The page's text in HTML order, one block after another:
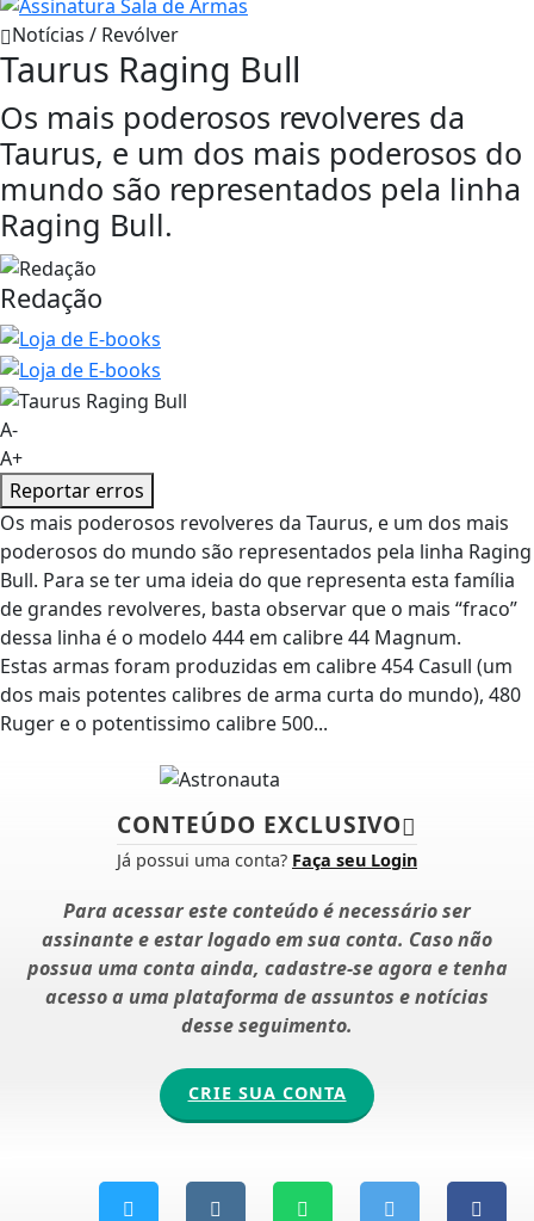
Notícias / Revólver
Taurus Raging Bull
Os mais poderosos revolveres da
Taurus, e um dos mais poderosos do
mundo são representados pela linha
Raging Bull.
Redação
A-
A+
Reportar erros
Os mais poderosos revolveres da Taurus, e um dos mais
poderosos do mundo são representados pela linha Raging
Bull. Para se ter uma ideia do que representa esta família
de grandes revolveres, basta observar que o mais “fraco”
dessa linha é o modelo 444 em calibre 44 Magnum.
Estas armas foram produzidas em calibre 454 Casull (um
dos mais potentes calibres de arma curta do mundo), 480
Ruger e o potentissimo calibre 500...
CONTEÚDO EXCLUSIVO
Já possui uma conta? Faça seu Login
Para acessar este conteúdo é necessário ser
assinante e estar logado em sua conta. Caso não
possua uma conta ainda, cadastre-se agora e tenha
acesso a uma plataforma de assuntos e notícias
desse seguimento.
CRIE SUA CONTA